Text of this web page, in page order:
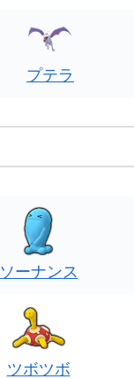
プテラ
ソーナンス
ツボツボ